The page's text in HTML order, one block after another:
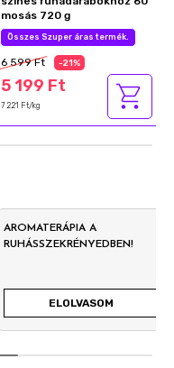
mosás 720 g
Összes Szuper áras termék.
6 599 Ft -21%
5 199 Ft
7 221 Ft/kg
AROMATERÁPIA A
RUHÁSSZEKRÉNYEDBEN!
ELOLVASOM